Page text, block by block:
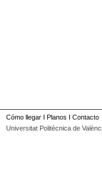
Cómo llegar I Planos I Contacto
Universitat Politècnica de